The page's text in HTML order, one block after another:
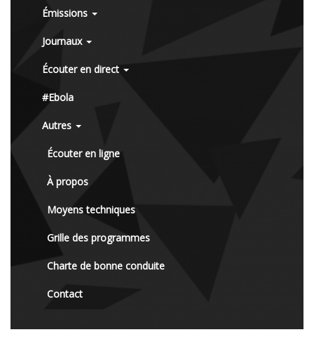
Émissions
Journaux
Écouter en direct
#Ebola
Autres
Écouter en ligne
À propos
Moyens techniques
Grille des programmes
Charte de bonne conduite
Contact